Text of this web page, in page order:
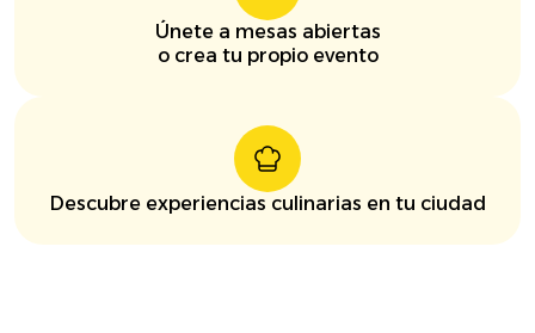
Únete a mesas abiertas
o crea tu propio evento
Descubre experiencias culinarias en tu ciudad